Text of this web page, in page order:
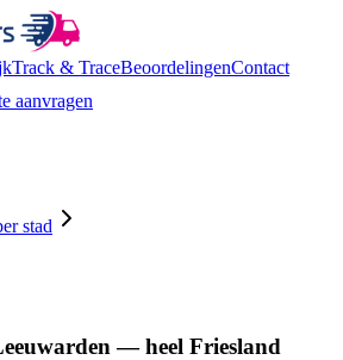
Track & TraceBeoordelingenContact
aanvragen
stad
— heel Friesland